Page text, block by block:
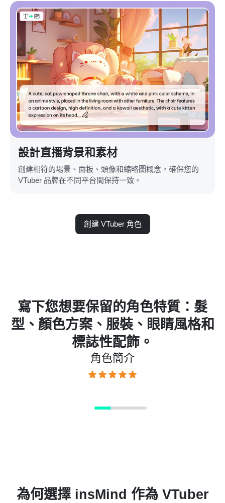
設計直播背景和素材
創建相符的場景、面板、頭像和縮略圖概念，確保您的
VTuber 品牌在不同平台間保持一致。
創建 VTuber 角色
要保留的角色特質：髮
方案、服裝、眼睛風格和
標誌性配飾。
保存多
VTuber 設
為何選擇 insMind 作為 VTuber